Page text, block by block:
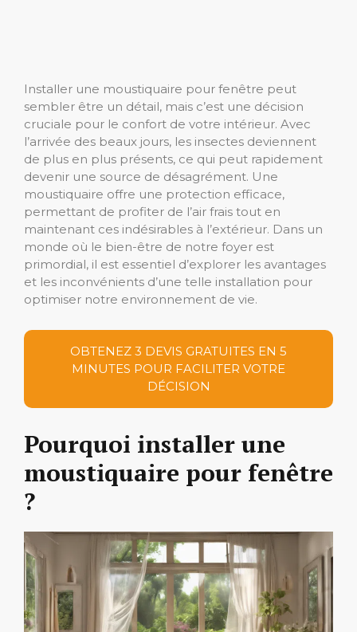
Installer une moustiquaire pour fenêtre peut
sembler être un détail, mais c’est une décision
cruciale pour le confort de votre intérieur. Avec
l’arrivée des beaux jours, les insectes deviennent
de plus en plus présents, ce qui peut rapidement
devenir une source de désagrément. Une
moustiquaire offre une protection efficace,
permettant de profiter de l’air frais tout en
maintenant ces indésirables à l’extérieur. Dans un
monde où le bien-être de notre foyer est
primordial, il est essentiel d’explorer les avantages
et les inconvénients d’une telle installation pour
optimiser notre environnement de vie.
OBTENEZ 3 DEVIS GRATUITES EN 5
MINUTES POUR FACILITER VOTRE
DÉCISION
Pourquoi installer une
moustiquaire pour fenêtre
?